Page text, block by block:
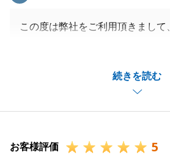
続きを読む
この度は弊社をご利用頂きまし
手伝いが出来ましたこと、大変嬉
この先10年後、20年後にもまた
くお願いいたします。
お客様評価 5